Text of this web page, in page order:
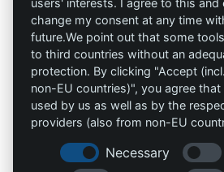
Omniprotect –
Tienda Online
Contacto
info@die-schutzprofis.de
+49 (511) 679997-97
change my consent at any time
future.We point out that some
to third countries without an
protection. By clicking "Accept
non-EU countries)", you agree
used by us as well as by the
providers (also from non-EU
Necessary